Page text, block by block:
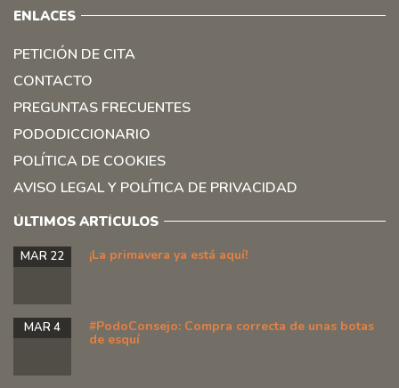
ENLACES
PETICIÓN DE CITA
CONTACTO
PREGUNTAS FRECUENTES
PODODICCIONARIO
POLÍTICA DE COOKIES
AVISO LEGAL Y POLÍTICA DE PRIVACIDAD
ÚLTIMOS ARTÍCULOS
¡La primavera ya está aquí!
MAR 22
#PodoConsejo: Compra correcta de unas botas
de esquí
MAR 4